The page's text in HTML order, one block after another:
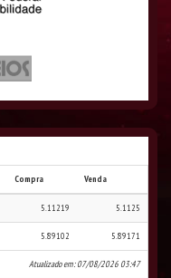
Compra Venda
5.11219 5.1125
5.89102 5.89171
Atualizado em: 07/08/2026 03:47